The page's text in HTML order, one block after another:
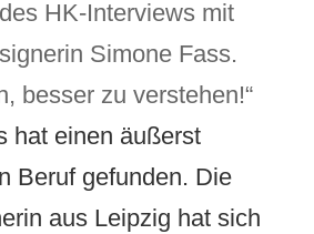
besser zu verstehen!“
hat einen äußerst
Beruf gefunden. Die
aus Leipzig hat sich